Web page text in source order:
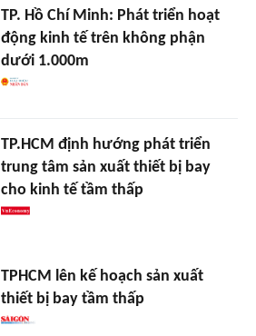
TP. Hồ Chí Minh: Phát triển hoạt
động kinh tế trên không phận
dưới 1.000m
TP.HCM định hướng phát triển
trung tâm sản xuất thiết bị bay
cho kinh tế tầm thấp
TPHCM lên kế hoạch sản xuất
thiết bị bay tầm thấp